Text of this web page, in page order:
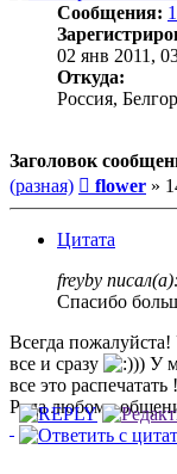
Сообщения:
02 янв 2011,
Откуда:
Россия,
Заголовок
(разная)
flower »
Цитата
freyby писал(а):
Спасибо
Всегда пожалуйста!
все и сразу
)) У
все это распечатать
Рада любому